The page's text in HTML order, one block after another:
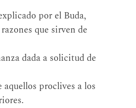
por el Buda,
que sirven de
dada a solicitud de
aquellos proclives a los